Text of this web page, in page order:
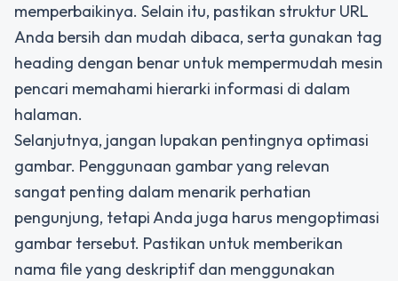
memperbaikinya. Selain itu, pastikan struktur URL
Anda bersih dan mudah dibaca, serta gunakan tag
heading dengan benar untuk mempermudah mesin
pencari memahami hierarki informasi di dalam
halaman.
Selanjutnya, jangan lupakan pentingnya optimasi
gambar. Penggunaan gambar yang relevan
sangat penting dalam menarik perhatian
pengunjung, tetapi Anda juga harus mengoptimasi
gambar tersebut. Pastikan untuk memberikan
nama file yang deskriptif dan menggunakan